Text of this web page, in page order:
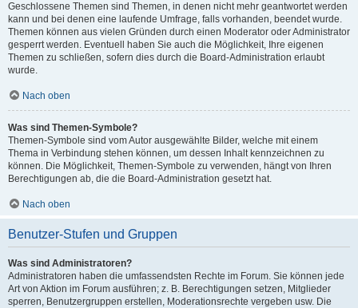
Geschlossene Themen sind Themen, in denen nicht mehr geantwortet werden
kann und bei denen eine laufende Umfrage, falls vorhanden, beendet wurde.
Themen können aus vielen Gründen durch einen Moderator oder Administrator
gesperrt werden. Eventuell haben Sie auch die Möglichkeit, Ihre eigenen
Themen zu schließen, sofern dies durch die Board-Administration erlaubt
wurde.
Nach oben
Was sind Themen-Symbole?
Themen-Symbole sind vom Autor ausgewählte Bilder, welche mit einem
Thema in Verbindung stehen können, um dessen Inhalt kennzeichnen zu
können. Die Möglichkeit, Themen-Symbole zu verwenden, hängt von Ihren
Berechtigungen ab, die die Board-Administration gesetzt hat.
Nach oben
Benutzer-Stufen und Gruppen
Was sind Administratoren?
Administratoren haben die umfassendsten Rechte im Forum. Sie können jede
Art von Aktion im Forum ausführen; z. B. Berechtigungen setzen, Mitglieder
sperren, Benutzergruppen erstellen, Moderationsrechte vergeben usw. Die